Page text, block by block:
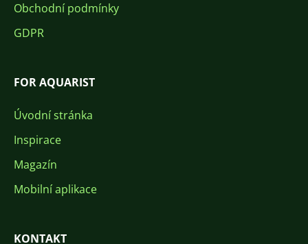
Obchodní podmínky
GDPR
FOR AQUARIST
Úvodní stránka
Inspirace
Magazín
Mobilní aplikace
KONTAKT